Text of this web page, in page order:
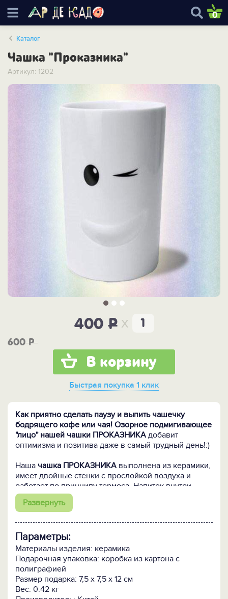
0
Каталог
Чашка "Проказника"
Артикул: 1202
400P x
600P
В корзину
Быстрая покупка 1 клик
Как приятно сделать паузу и выпить чашечку
бодрящего кофе или чая! Озорное подмигивающее
"лицо" нашей чашки ПРОКАЗНИКА добавит
оптимизма и позитива даже в самый трудный день!:)
Наша чашка ПРОКАЗНИКА выполнена из керамики,
имеет двойные стенки с прослойкой воздуха и
работает по принципу термоса. Напиток внутри
остается горячим, внешняя сторона чашки -
холодной. Наслаждайтесь любимыми напитками, не
Материал: керамика.
Размер: диаметр - 7см, высота - 12см.
Размер упаковки: 10,5х10,5х13 см.
Производство: Китай, по заказу и под контролем
качества Европейским производителем.
Развернуть
Параметры:
Материалы изделия: керамика
Подарочная упаковка: коробка из картона с
полиграфией
Размер подарка: 7,5 х 7,5 х 12 см
Вес: 0.42 кг